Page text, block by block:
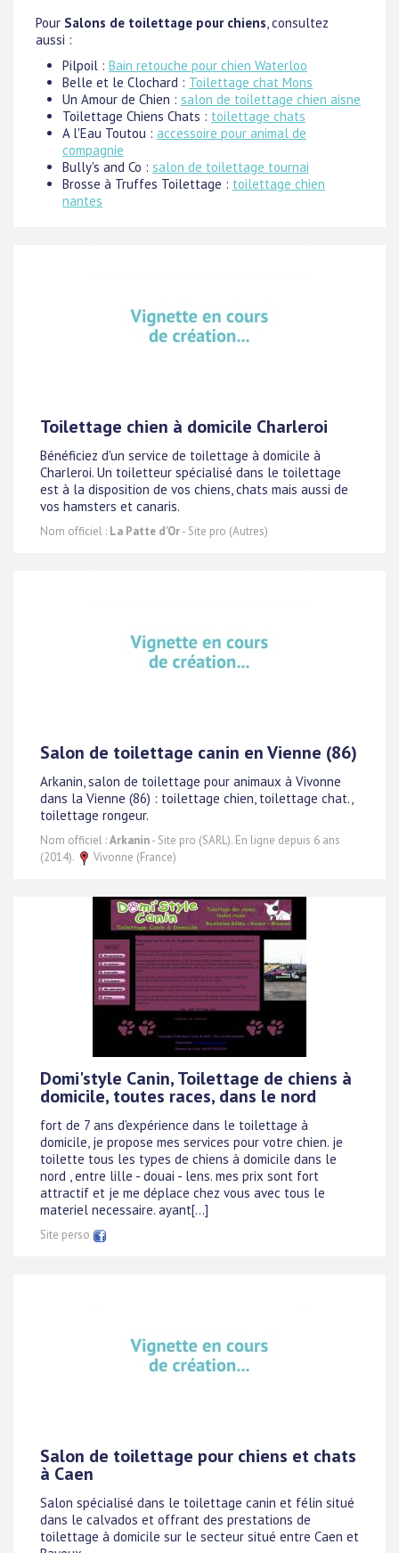
Pour Salons de toilettage pour chiens, consultez
aussi :
Pilpoil : Bain retouche pour chien Waterloo
Belle et le Clochard : Toilettage chat Mons
Un Amour de Chien : salon de toilettage chien aisne
Toilettage Chiens Chats : toilettage chats
A l'Eau Toutou : accessoire pour animal de
compagnie
Bully's and Co : salon de toilettage tournai
Brosse à Truffes Toilettage : toilettage chien
nantes
Toilettage chien à domicile Charleroi
Bénéficiez d'un service de toilettage à domicile à
Charleroi. Un toiletteur spécialisé dans le toilettage
est à la disposition de vos chiens, chats mais aussi de
vos hamsters et canaris.
Nom officiel : La Patte d'Or- Site pro (Autres)
Salon de toilettage canin en Vienne (86)
Arkanin, salon de toilettage pour animaux à Vivonne
dans la Vienne (86) : toilettage chien, toilettage chat.,
toilettage rongeur.
Nom officiel :Arkanin- Site pro (SARL). En ligne depuis 6 ans
(2014).
Vivonne (France)
Domi'style Canin, Toilettage de chiens à
domicile, toutes races, dans le nord
fort de 7 ans d'expérience dans le toilettage à
domicile, je propose mes services pour votre chien. je
toilette tous les types de chiens à domicile dans le
nord , entre lille - douai - lens. mes prix sont fort
attractif et je me déplace chez vous avec tous le
materiel necessaire. ayant[...]
Site perso
Salon de toilettage pour chiens et chats
à Caen
Salon spécialisé dans le toilettage canin et félin situé
dans le calvados et offrant des prestations de
toilettage à domicile sur le secteur situé entre Caen et